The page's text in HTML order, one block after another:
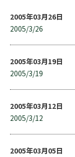
2005年03月26日
2005/3/26
2005年03月19日
2005/3/19
2005年03月12日
2005/3/12
2005年03月05日